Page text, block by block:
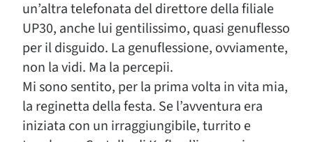
un’altra telefonata del direttore della filiale
UP30, anche lui gentilissimo, quasi genuflesso
per il disguido. La genuflessione, ovviamente,
non la vidi. Ma la percepii.
Mi sono sentito, per la prima volta in vita mia,
la reginetta della festa. Se l’avventura era
iniziata con un irraggiungibile, turrito e